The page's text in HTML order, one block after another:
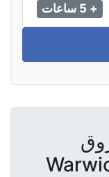
+ 5 ساعات